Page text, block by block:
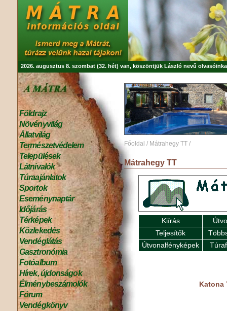
2026. augusztus 8. szombat (32. hét) van, köszöntjük László nevű
Földrajz
Növényvilág
Állatvilág
Természetvédelem
Települések
Látnivalók
Túraajánlatok
Sportok
Eseménynaptár
Időjárás
Térképek
Közlekedés
Vendéglátás
Gasztronómia
Fotóalbum
Hírek, újdonságok
Élménybeszámolók
Fórum
Vendégkönyv
Főoldal / Mátrahegy TT /
Mátrahegy TT
Kiírás
Teljesítők
Útvonalfényképek
Katona